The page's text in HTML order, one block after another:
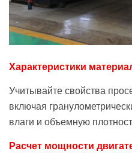
Характеристики
Учитывайте свойства
включая
влаги и объемную
Расчет мощности